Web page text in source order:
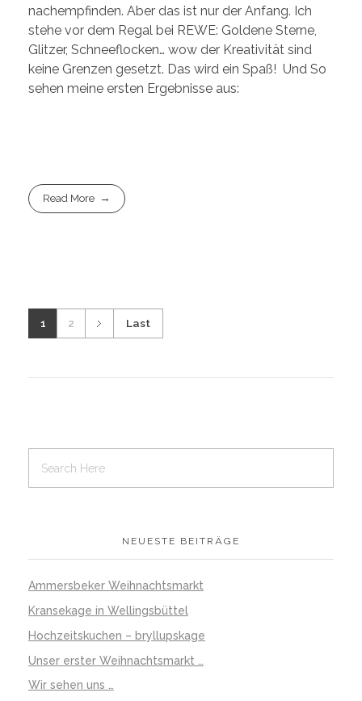
nachempfinden. Aber das ist nur der Anfang. Ich
stehe vor dem Regal bei REWE: Goldene Sterne,
Glitzer, Schneeflocken… wow der Kreativität sind
keine Grenzen gesetzt. Das wird ein Spaß! Und So
sehen meine ersten Ergebnisse aus:
Read More
1 2 Last
NEUESTE BEITRÄGE
Ammersbeker Weihnachtsmarkt
Kransekage in Wellingsbüttel
Hochzeitskuchen – bryllupskage
Unser erster Weihnachtsmarkt …
Wir sehen uns …